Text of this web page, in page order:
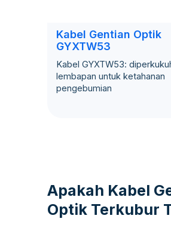
Kabel Gentian Optik
GYXTW53
Kabel GYXTW53:
lembapan untuk ketahanan
pengebumian
Apakah Kabel
Optik Terkubur